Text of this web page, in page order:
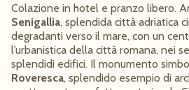
Colazione in hotel e pranzo libero.
Senigallia, splendida città adriatica
degradanti verso il mare, con un
l’urbanistica della città romana, nei
splendidi edifici. Il monumento
Roveresca, splendido esempio di